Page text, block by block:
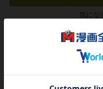
気にな